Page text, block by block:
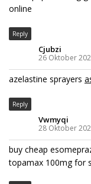
online
Reply
Cjubzi
26 Oktober
azelastine sprayers
Reply
Vwmyqi
28 Oktober
buy cheap
topamax 100mg for